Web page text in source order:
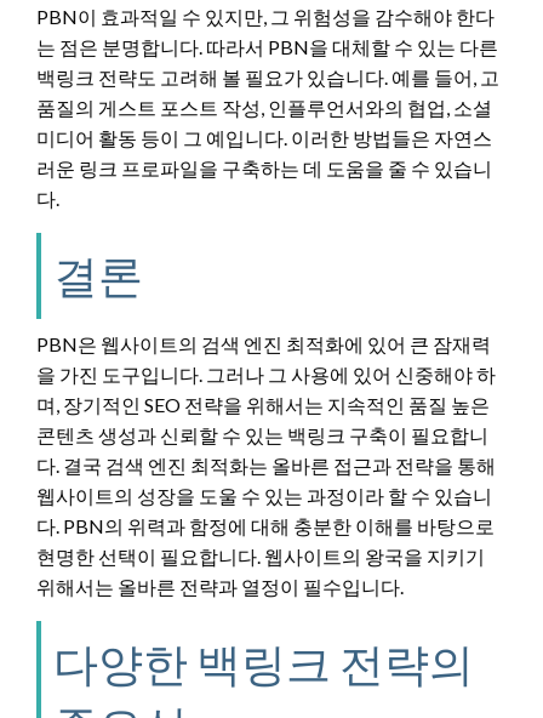
PBN이 효과적일 수 있지만, 그 위험성을 감수해야 한다
는 점은 분명합니다. 따라서 PBN을 대체할 수 있는 다른
백링크 전략도 고려해 볼 필요가 있습니다. 예를 들어, 고
품질의 게스트 포스트 작성, 인플루언서와의 협업, 소셜
미디어 활동 등이 그 예입니다. 이러한 방법들은 자연스
러운 링크 프로파일을 구축하는 데 도움을 줄 수 있습니
다.
결론
PBN은 웹사이트의 검색 엔진 최적화에 있어 큰 잠재력
을 가진 도구입니다. 그러나 그 사용에 있어 신중해야 하
며, 장기적인 SEO 전략을 위해서는 지속적인 품질 높은
콘텐츠 생성과 신뢰할 수 있는 백링크 구축이 필요합니
다. 결국 검색 엔진 최적화는 올바른 접근과 전략을 통해
웹사이트의 성장을 도울 수 있는 과정이라 할 수 있습니
다. PBN의 위력과 함정에 대해 충분한 이해를 바탕으로
현명한 선택이 필요합니다. 웹사이트의 왕국을 지키기
위해서는 올바른 전략과 열정이 필수입니다.
다양한 백링크 전략의